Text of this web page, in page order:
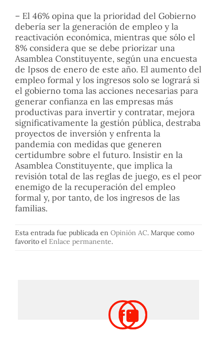
– El 46% opina que la prioridad del Gobierno
debería ser la generación de empleo y la
reactivación económica, mientras que sólo el
8% considera que se debe priorizar una
Asamblea Constituyente, según una encuesta
de Ipsos de enero de este año. El aumento del
empleo formal y los ingresos solo se logrará si
el gobierno toma las acciones necesarias para
generar confianza en las empresas más
productivas para invertir y contratar, mejora
significativamente la gestión pública, destraba
proyectos de inversión y enfrenta la
pandemia con medidas que generen
certidumbre sobre el futuro. Insistir en la
Asamblea Constituyente, que implica la
revisión total de las reglas de juego, es el peor
enemigo de la recuperación del empleo
formal y, por tanto, de los ingresos de las
familias.
Esta entrada fue publicada en Opinión AC. Marque como
favorito el Enlace permanente.